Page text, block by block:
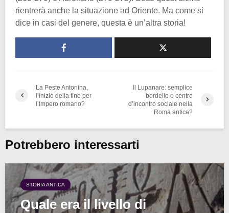
rientrerà anche la situazione ad Oriente. Ma come si
dice in casi del genere, questa è un’altra storia!
La Peste Antonina,
l’inizio della fine per
l’Impero romano?
Il Lupanare: semplice
bordello o centro
d’incontro sociale nella
Roma antica?
Potrebbero interessarti
STORIA ANTICA
Quale era il livello di